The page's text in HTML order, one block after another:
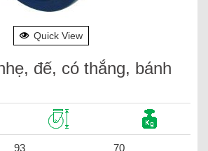
Quick View
đế, có thắng, bánh
93 70